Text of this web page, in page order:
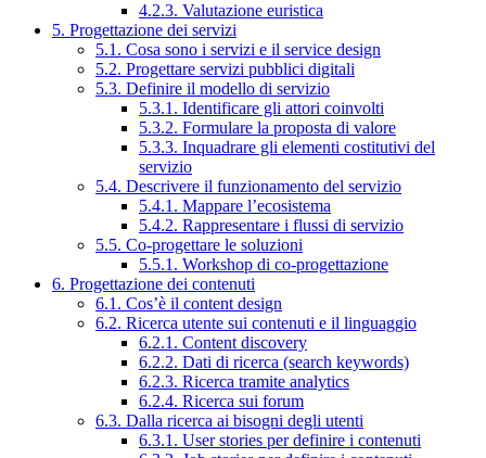
4.2.3. Valutazione euristica
5. Progettazione dei servizi
5.1. Cosa sono i servizi e il service design
5.2. Progettare servizi pubblici digitali
5.3. Definire il modello di servizio
5.3.1. Identificare gli attori coinvolti
5.3.2. Formulare la proposta di valore
5.3.3. Inquadrare gli elementi costitutivi del
servizio
5.4. Descrivere il funzionamento del servizio
5.4.1. Mappare l’ecosistema
5.4.2. Rappresentare i flussi di servizio
5.5. Co-progettare le soluzioni
5.5.1. Workshop di co-progettazione
6. Progettazione dei contenuti
6.1. Cos’è il content design
6.2. Ricerca utente sui contenuti e il linguaggio
6.2.1. Content discovery
6.2.2. Dati di ricerca (search keywords)
6.2.3. Ricerca tramite analytics
6.2.4. Ricerca sui forum
6.3. Dalla ricerca ai bisogni degli utenti
6.3.1. User stories per definire i contenuti